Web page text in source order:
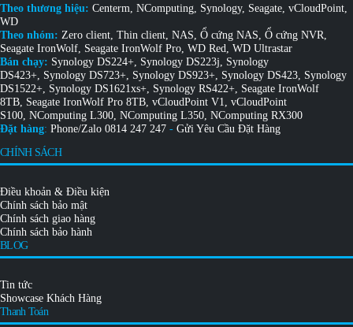
Theo thương hiệu: Centerm NComputing Synology, Seagate vCloudPoint
WD
Theo nhóm: Zero client Thin client NAS Ổ cứng NAS Ổ cứng NVR
Seagate IronWolf Seagate IronWolf Pro WD Red WD Ultrastar
Bán chạy: Synology DS224+ Synology DS223j
Synology
DS423+ Synology DS723+ Synology DS923+ Synology DS423 Synology
DS1522+ Synology DS1621xs+ Synology RS422+ Seagate IronWolf
8TB Seagate IronWolf Pro 8TB vCloudPoint V1
vCloudPoint
S100 NComputing L300 NComputing L350 NComputing RX300
Đặt hàng: Phone/Zalo 0814 247 247 - Gửi Yêu Cầu Đặt Hàng
CHÍNH SÁCH
Điều khoản & Điều kiện
Chính sách bảo mật
Chính sách giao hàng
Chính sách bảo hành
BLOG
Tin tức
Showcase Khách Hàng
Thanh Toán